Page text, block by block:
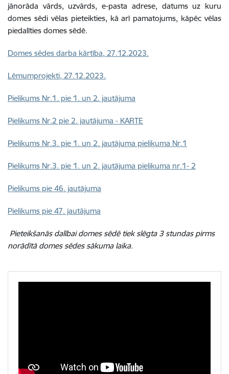
jānorāda vārds, uzvārds, e-pasta adrese, datums uz kuru
domes sēdi vēlas pieteikties, kā arī pamatojums, kāpēc vēlas
piedalīties domes sēdē.
Domes sēdes darba kārtība, 27.12.2023.
Lēmumprojekti, 27.12.2023.
Pielikums Nr.1. pie 1. un 2. jautājuma
Pielikums Nr.2 pie 2. jautājuma - KARTE
Pielikums Nr.3. pie 1. un 2. jautājuma pielikuma Nr.1
Pielikums Nr.3. pie 1. un 2. jautājuma pielikuma nr.1- 2
Pielikums pie 46. jautājuma
Pielikums pie 47. jautājuma
Pieteikšanās dalībai domes sēdē tiek slēgta 3 stundas pirms
norādītā domes sēdes sākuma laika.